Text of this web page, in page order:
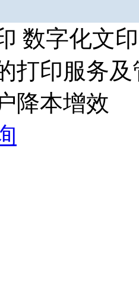
数字化文
打印服务及
户降本增效